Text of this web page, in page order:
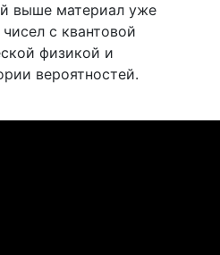
выше материал уже
с квантовой
физикой и
вероятностей.